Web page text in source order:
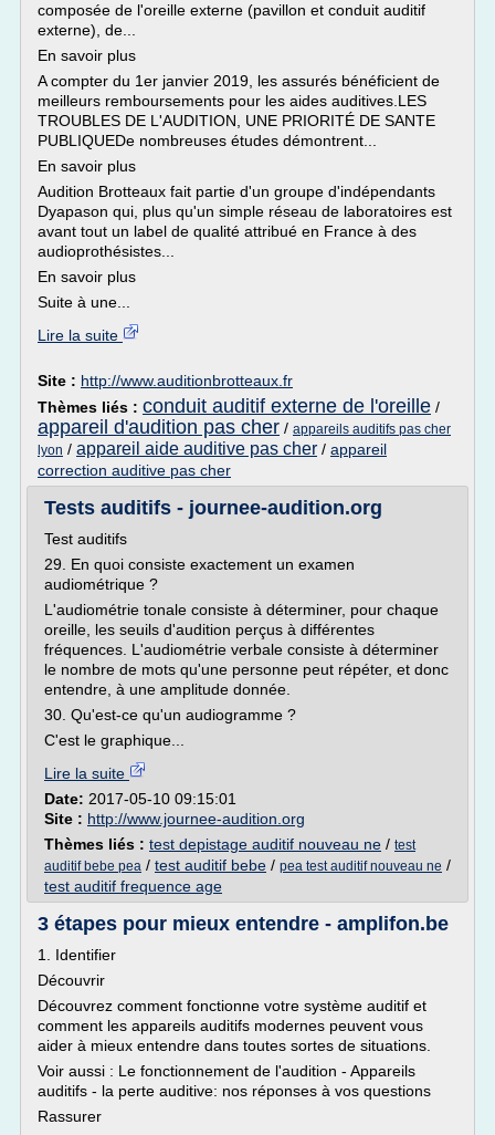
composée de l'oreille externe (pavillon et conduit auditif
externe), de...
En savoir plus
A compter du 1er janvier 2019, les assurés bénéficient de
meilleurs remboursements pour les aides auditives.LES
TROUBLES DE L'AUDITION, UNE PRIORITÉ DE SANTE
PUBLIQUEDe nombreuses études démontrent...
En savoir plus
Audition Brotteaux fait partie d'un groupe d'indépendants
Dyapason qui, plus qu'un simple réseau de laboratoires est
avant tout un label de qualité attribué en France à des
audioprothésistes...
En savoir plus
Suite à une...
Lire la suite
Site : http://www.auditionbrotteaux.fr
Thèmes liés : conduit auditif externe de l'oreille /
appareil d'audition pas cher / appareils auditifs pas cher
lyon / appareil aide auditive pas cher / appareil
correction auditive pas cher
Tests auditifs - journee-audition.org
Test auditifs
29. En quoi consiste exactement un examen
audiométrique ?
L'audiométrie tonale consiste à déterminer, pour chaque
oreille, les seuils d'audition perçus à différentes
fréquences. L'audiométrie verbale consiste à déterminer
le nombre de mots qu'une personne peut répéter, et donc
entendre, à une amplitude donnée.
30. Qu'est-ce qu'un audiogramme ?
C'est le graphique...
Lire la suite
Date: 2017-05-10 09:15:01
Site : http://www.journee-audition.org
Thèmes liés : test depistage auditif nouveau ne / test
auditif bebe pea / test auditif bebe / pea test auditif nouveau ne /
test auditif frequence age
3 étapes pour mieux entendre - amplifon.be
1. Identifier
Découvrir
Découvrez comment fonctionne votre système auditif et
comment les appareils auditifs modernes peuvent vous
aider à mieux entendre dans toutes sortes de situations.
Voir aussi : Le fonctionnement de l'audition - Appareils
auditifs - la perte auditive: nos réponses à vos questions
Rassurer